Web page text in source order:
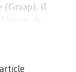
(Graap), il